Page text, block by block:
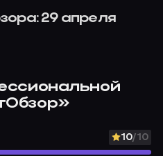
29 апреля
10/10